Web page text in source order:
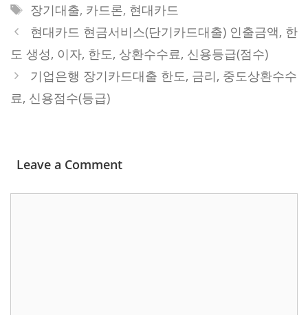
Tags
장기대출, 카드론, 현대카드
현대카드 현금서비스(단기카드대출) 인출금액, 한
도 생성, 이자, 한도, 상환수수료, 신용등급(점수)
기업은행 장기카드대출 한도, 금리, 중도상환수수
료, 신용점수(등급)
Leave a Comment